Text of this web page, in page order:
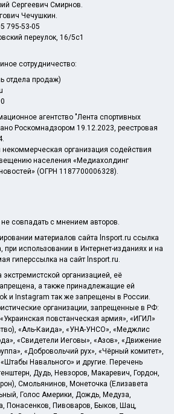
Сергеевич Смирнов.
Чечушкин.
795-53-05
переулок, 16/5с1
сотрудничество:
отдела продаж)
агентство "Лента спортивных
Роскомнадзором 19.12.2023, реестровая
организация содействия
населения «Медиахолдинг
(ОГРН 1187700006328).
совпадать с мнением авторов.
материалов сайта lnsport.ru ссылка
при использовании в Интернет-изданиях и на
гиперссылка на сайт lnsport.ru.
организацией, её
а также принадлежащие ей
и Instagram так же запрещены в России.
организации, запрещенные в РФ:
повстанческая армия», «ИГИЛ»
«Аль-Каида», «УНА-УНСО», «Меджлис
«Свидетели Иеговы», «Азов», «Движение
«Добровольчий рух», «Чёрный комитет»,
Навального» и другие. Перечень
Дудь, Невзоров, Макаревич, Гордон,
Смольянинов, Монеточка (Елизавета
Голос Америки, Дождь, Медуза,
Понасенков, Пивоваров, Быков, Шац,